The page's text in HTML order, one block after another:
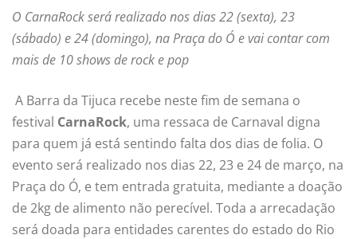
O CarnaRock será realizado nos dias 22 (sexta), 23
(sábado) e 24 (domingo), na Praça do Ó e vai contar com
mais de 10 shows de rock e pop
A Barra da Tijuca recebe neste fim de semana o
festival CarnaRock, uma ressaca de Carnaval digna
para quem já está sentindo falta dos dias de folia. O
evento será realizado nos dias 22, 23 e 24 de março, na
Praça do Ó, e tem entrada gratuita, mediante a doação
de 2kg de alimento não perecível. Toda a arrecadação
será doada para entidades carentes do estado do Rio